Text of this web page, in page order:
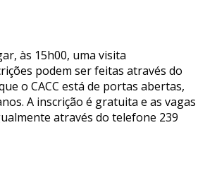
às 15h00, uma visita
podem ser feitas através do
o CACC está de portas abertas,
A inscrição é gratuita e as vagas
através do telefone 239